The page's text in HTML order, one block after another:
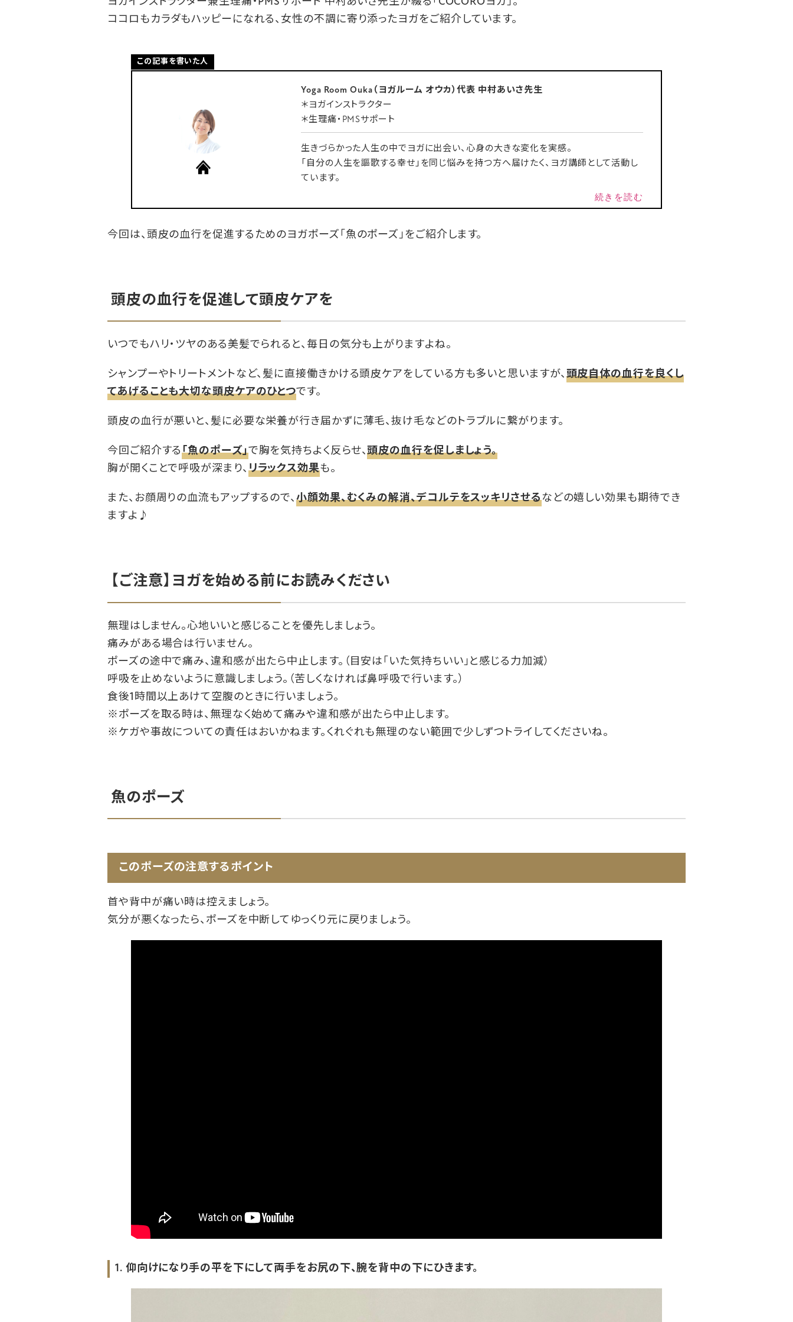
ココロもカラダもハッピーになれる、女性の不調に寄り添ったヨガをご紹介しています。
この記事を書いた人
Yoga Room Ouka（ヨガルーム オウカ）代表 中村あいさ先生
＊ヨガインストラクター
＊生理痛・PMSサポート
生きづらかった人生の中でヨガに出会い、心身の大きな変化を実感。
「自分の人生を謳歌する幸せ」を同じ悩みを持つ方へ届けたく、ヨガ講師として活動し
ています。
続きを読む
今回は、頭皮の血行を促進するためのヨガポーズ「魚のポーズ」をご紹介します。
頭皮の血行を促進して頭皮ケアを
いつでもハリ・ツヤのある美髪でられると、毎日の気分も上がりますよね。
シャンプーやトリートメントなど、髪に直接働きかける頭皮ケアをしている方も多いと思いますが、 頭皮自体の血行を良くし
てあげることも大切な頭皮ケアのひとつです。
頭皮の血行が悪いと、髪に必要な栄養が行き届かずに薄毛、抜け毛などのトラブルに繋がります。
今回ご紹介する「魚のポーズ」で胸を気持ちよく反らせ、頭皮の血行を促しましょう。
胸が開くことで呼吸が深まり、 リラックス効果も。
また、お顔周りの血流もアップするので、小顔効果、むくみの解消、デコルテをスッキリさせるなどの嬉しい効果も期待でき
ますよ♪
【ご注意】ヨガを始める前にお読みください
無理はしません。心地いいと感じることを優先しましょう。
痛みがある場合は行いません。
ポーズの途中で痛み、違和感が出たら中止します。（目安は「いた気持ちいい」と感じる力加減）
呼吸を止めないように意識しましょう。（苦しくなければ鼻呼吸で行います。）
食後1時間以上あけて空腹のときに行いましょう。
※ポーズを取る時は、無理なく始めて痛みや違和感が出たら中止します。
※ケガや事故についての責任はおいかねます。くれぐれも無理のない範囲で少しずつトライしてくださいね。
魚のポーズ
このポーズの注意するポイント
首や背中が痛い時は控えましょう。
気分が悪くなったら、ポーズを中断してゆっくり元に戻りましょう。
1. 仰向けになり手の平を下にして両手をお尻の下、腕を背中の下にひきます。